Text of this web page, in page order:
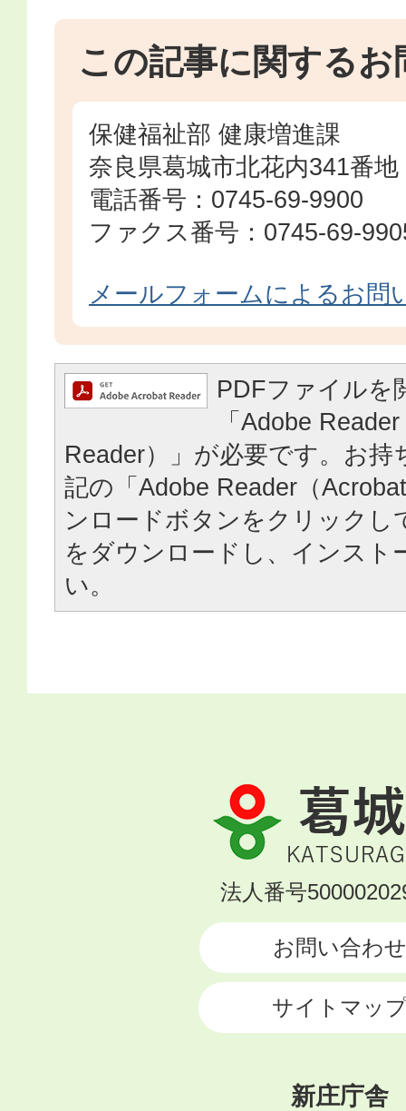
この記事に関するお
保健福祉部 健康増進課
奈良県葛城市北花内341番地
電話番号：0745-69-9900
ファクス番号：0745-69-
メールフォームによるお問
PDFファイルを
「Adobe
Reader）」が必要です。お持
記の「Adobe Reader（
ンロードボタンをクリックし
をダウンロードし、インスト
い。
葛
城
市
KATSURAGI
法人番号
お問い合わせ
サイトマッ
新庄庁舎